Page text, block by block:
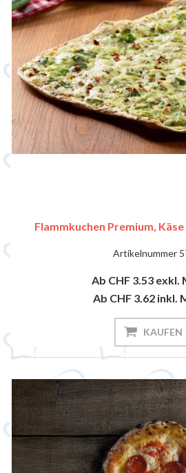
Flammkuchen Premium,
Artikelnummer
Ab CHF 3.53 exkl.
Ab CHF 3.62 inkl.
KAUFEN